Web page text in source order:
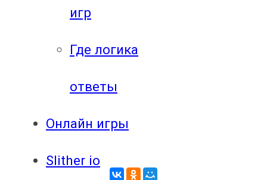
игр
Где логика
ответы
Онлайн игры
Slither io